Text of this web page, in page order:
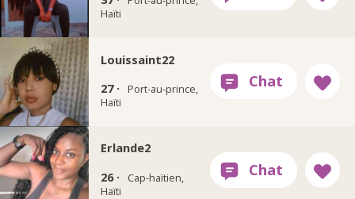
Haïti
Louissaint22
27 ·
Port-au-prince,
Haïti
Erlande2
26 ·
Cap-haïtien,
Haïti